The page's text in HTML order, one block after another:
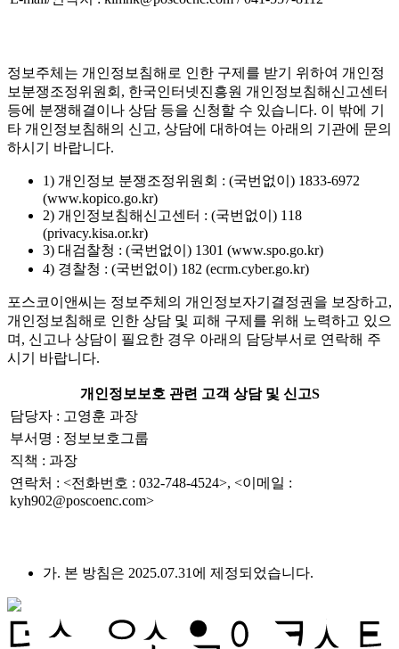
정보주체는 개인정보침해로 인한 구제를 받기 위하여 개인정
보분쟁조정위원회, 한국인터넷진흥원 개인정보침해신고센터
등에 분쟁해결이나 상담 등을 신청할 수 있습니다. 이 밖에 기
타 개인정보침해의 신고, 상담에 대하여는 아래의 기관에 문의
하시기 바랍니다.
1) 개인정보 분쟁조정위원회 : (국번없이) 1833-6972
(www.kopico.go.kr)
2) 개인정보침해신고센터 : (국번없이) 118
(privacy.kisa.or.kr)
3) 대검찰청 : (국번없이) 1301 (www.spo.go.kr)
4) 경찰청 : (국번없이) 182 (ecrm.cyber.go.kr)
포스코이앤씨는 정보주체의 개인정보자기결정권을 보장하고,
개인정보침해로 인한 상담 및 피해 구제를 위해 노력하고 있으
며, 신고나 상담이 필요한 경우 아래의 담당부서로 연락해 주
시기 바랍니다.
개인정보보호 관련 고객 상담 및 신고S
담당자 : 고영훈 과장
부서명 : 정보보호그룹
직책 : 과장
연락처 : <전화번호 : 032-748-4524>, <이메일 :
kyh902@poscoenc.com>
가. 본 방침은 2025.07.31에 제정되었습니다.